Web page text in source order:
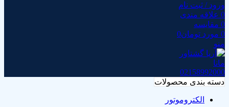
ورود / ثبت نام
0 علاقه مندی
0 مقايسه
0 مورد تومان0
منو
02158992000
دسته بندی محصولات
الکتروموتور